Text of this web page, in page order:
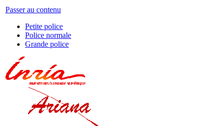
Passer au contenu
Petite police
Police normale
Grande police